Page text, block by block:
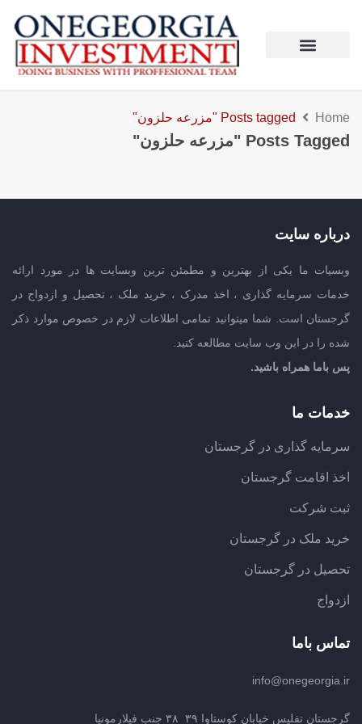
Home Posts tagged "مزرعه حلزون"
Posts Tagged "مزرعه حلزون"
درباره سایت
وبسیات ما یکی از بهترین و مطمئن ترین وبسایت ها در مورد ارائه
خدمات سرمایه گذاری ، اخذ مدرک ، خرید ملک ، تحصیل و ازدواج در
گرجستان است. شما میتوانید تمامی اطلاعات لازم در خصوص موارد ذکر
شده را در این وب سایت مطالعه کنید.
پس باما همراه باشید.
خدمات ما
سرمایه گذاری در گرجستان
اخذ اقامت گرجستان
ثبت شرکت
خرید ملک در گرجستان
تحصیل در گرجستان
ازدواج
تماس باما
info@onegeorgia.ir
گرجستان تفلیس خیابان کوستاوا ۳۹_۳۸ جنب فیلارمونیا